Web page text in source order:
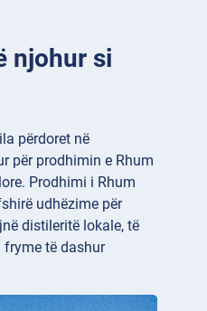
njohur si
përdoret në
për prodhimin e Rhum
Prodhimi i Rhum
udhëzime për
distileritë lokale, të
fryme të dashur